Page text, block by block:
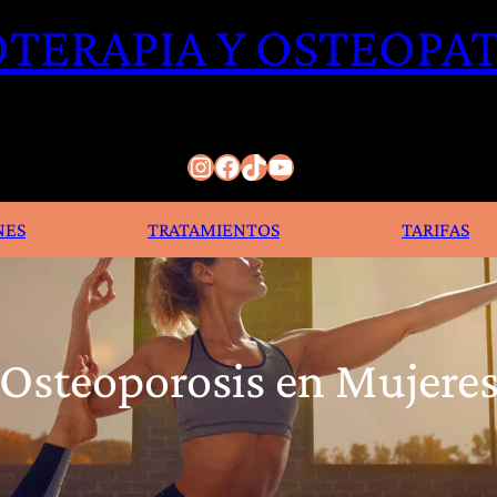
Y
Instagram
Facebook
TikTokYouTube
TRATAMIENTOS TARIFAS
Osteoporosis en